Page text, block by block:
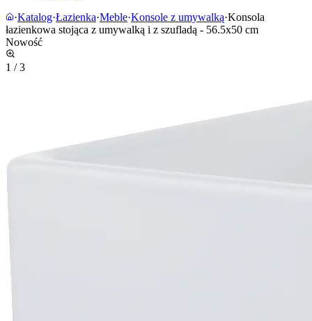
·Katalog·Łazienka·Meble·Konsole z umywalką·Konsola
łazienkowa stojąca z umywalką i z szufladą - 56.5x50 cm
Nowość
1 /3